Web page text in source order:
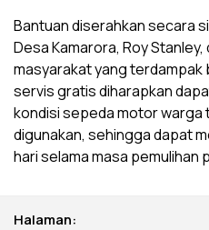
Bantuan diserahkan secara
Desa Kamarora, Roy
masyarakat yang terdampak
servis gratis diharapkan
kondisi sepeda motor warga
digunakan, sehingga dapat
hari selama masa pemulihan
Halaman: